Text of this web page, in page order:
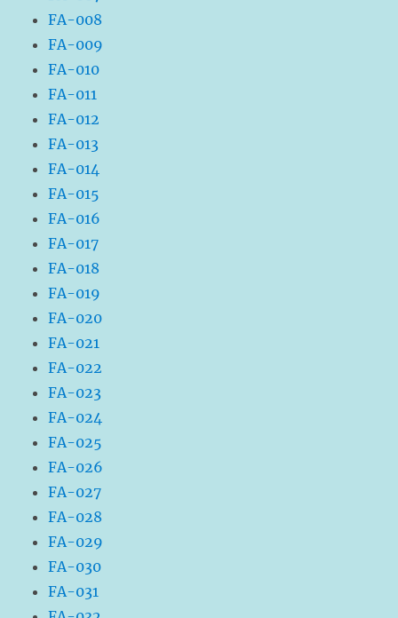
FA-008
FA-009
FA-010
FA-011
FA-012
FA-013
FA-014
FA-015
FA-016
FA-017
FA-018
FA-019
FA-020
FA-021
FA-022
FA-023
FA-024
FA-025
FA-026
FA-027
FA-028
FA-029
FA-030
FA-031